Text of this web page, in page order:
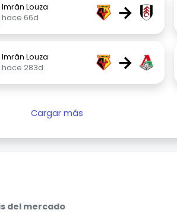
Imrân Louza
hace 66d
→
Imrân Louza
hace 283d
→
Cargar más
del mercado